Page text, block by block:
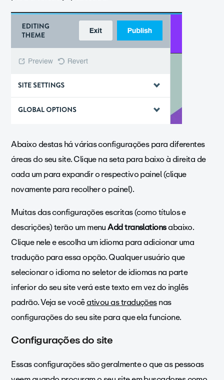
Abaixo destas há várias configurações para diferentes
áreas do seu site. Clique na seta para baixo à direita de
cada um para expandir o respectivo painel (clique
novamente para recolher o painel).
Muitas das configurações escritas (como títulos e
descrições) terão um menuAdd translationsabaixo.
Clique nele e escolha um idioma para adicionar uma
tradução para essa opção. Qualquer usuário que
selecionar o idioma no seletor de idiomas na parte
inferior do seu site verá este texto em vez do inglês
padrão. Veja se vocêativou as traduçõesnas
configurações do seu site para que ela funcione.
Configurações do site
Essas configurações são geralmente o que as pessoas